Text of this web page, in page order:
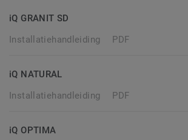
iQ GRANIT SD
Installatiehandleiding
PDF
iQ NATURAL
Installatiehandleiding
PDF
iQ OPTIMA